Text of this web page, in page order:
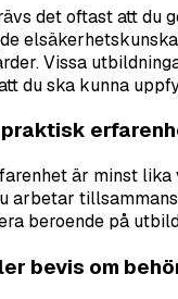
det oftast att du
Vissa
du ska kunna
är minst
arbetar
beroende på
bevis om